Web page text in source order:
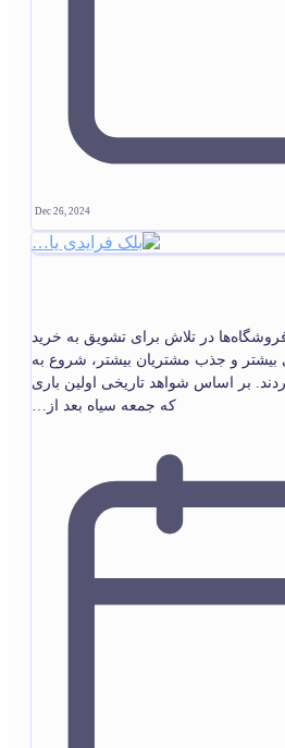
Dec 26, 2024
در تلاش برای تشویق به خرید
بیشتر و جذب مشتریان بیشتر، شروع به
بر اساس شواهد تاریخی اولین باری
که جمعه سیاه بعد از…